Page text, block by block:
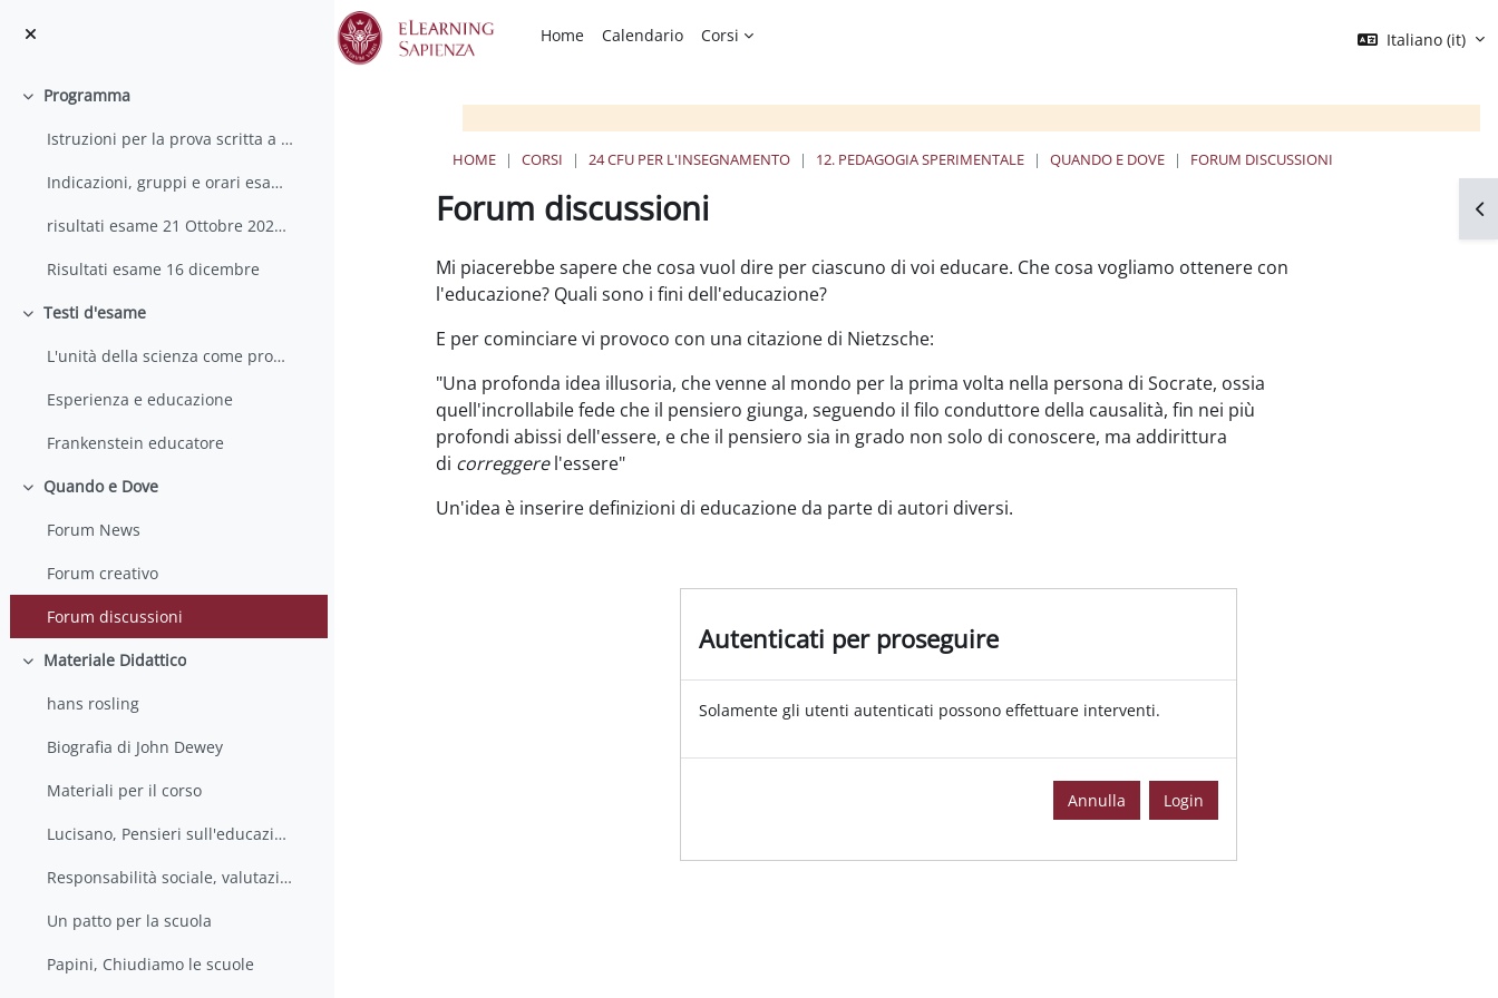
Home
Calendario Corsi Italiano ‎(it)‎
Minimizza
Programma
Istruzioni per la prova scritta a distanza
Indicazioni, gruppi e orari esame 21 ottobre
risultati esame 21 Ottobre 2022 ALL
Risultati esame 16 dicembre
Minimizza
Testi d'esame
L'unità della scienza come problema sociale
Esperienza e educazione
Frankenstein educatore
Minimizza
Quando e Dove
Forum News
Forum creativo
Forum discussioni
Minimizza
Materiale Didattico
hans rosling
Biografia di John Dewey
Materiali per il corso
Lucisano, Pensieri sull'educazione
Responsabilità sociale, valutazione e ricerca educativa
Un patto per la scuola
Papini, Chiudiamo le scuole
HOME CORSI 24 CFU PER L'INSEGNAMENTO 12. PEDAGOGIA SPERIMENTALE QUANDO E DOVE FORUM DISCUSSIONI
12. Pedagogia Sperimentale - 24cfu
Forum discussioni
Mi piacerebbe sapere che cosa vuol dire per ciascuno di voi educare. Che cosa vogliamo ottenere con
l'educazione? Quali sono i fini dell'educazione?
E per cominciare vi provoco con una citazione di Nietzsche:
"Una profonda idea illusoria, che venne al mondo per la prima volta nella persona di Socrate, ossia
quell'incrollabile fede che il pensiero giunga, seguendo il filo conduttore della causalità, fin nei più
profondi abissi dell'essere, e che il pensiero sia in grado non solo di conoscere, ma addirittura
di correggerel'essere"
Un'idea è inserire definizioni di educazione da parte di autori diversi.
Autenticati per proseguire
Solamente gli utenti autenticati possono effettuare interventi.
Annulla Login